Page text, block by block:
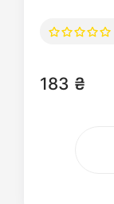
183 ₴